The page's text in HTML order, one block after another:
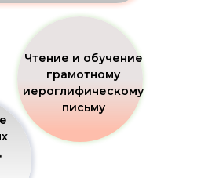
Чтение и обучение
грамотному
иероглифическому
письму